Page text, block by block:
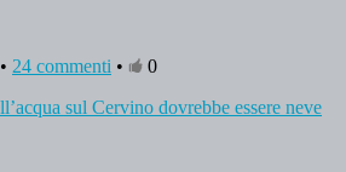
24 commenti •
0
sul Cervino dovrebbe essere neve